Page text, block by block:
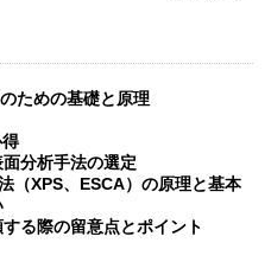
ための基礎と原理
分析手法の選定
XPS、ESCA）の原理と基本
る際の留意点とポイント